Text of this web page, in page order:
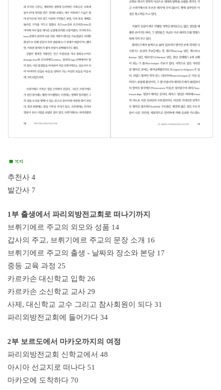
추천사 4
발간사 7
1부 출생에서 파리외방전교회로 떠나기까지
브뤼기에르 주교의 외모와 성품 14
갑사의 주교, 브뤼기에르 주교의 문장 소개 16
브뤼기에르 주교의 출생 - 날짜와 장소와 본당 17
중등 교육 과정 25
카르카손 대신학교 입학 26
카르카손 소신학교 교사 29
사제, 대신학교 교수 그리고 참사회원이 되다 31
파리외방전교회에 들어가다 34
2부 보르도에서 마카오까지의 여정
파리외방전교회 신학교에서 48
아시아 선교지로 떠나다 51
마카오에 도착하다 70